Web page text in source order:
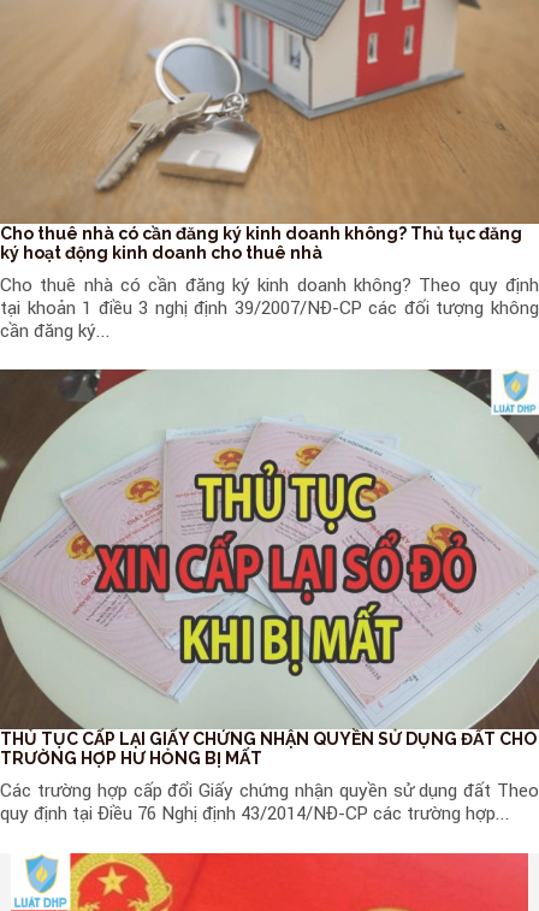
Cho thuê nhà có cần đăng ký kinh doanh không? Thủ tục đăng
ký hoạt động kinh doanh cho thuê nhà
Cho thuê nhà có cần đăng ký kinh doanh không? Theo quy định
tại khoản 1 điều 3 nghị định 39/2007/NĐ-CP các đối tượng không
cần đăng ký...
THỦ TỤC CẤP LẠI GIẤY CHỨNG NHẬN QUYỀN SỬ DỤNG ĐẤT CHO
TRƯỜNG HỢP HƯ HỎNG BỊ MẤT
Các trường hợp cấp đổi Giấy chứng nhận quyền sử dụng đất Theo
quy định tại Điều 76 Nghị định 43/2014/NĐ-CP các trường hợp...